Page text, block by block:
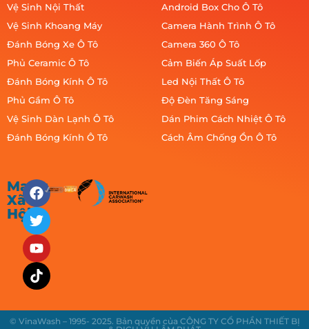
Vệ Sinh Nội Thất
Vệ Sinh Khoang Máy
Đánh Bóng Xe Ô Tô
Phủ Ceramic Ô Tô
Đánh Bóng Kính Ô Tô
Phủ Gầm Ô Tô
Vệ Sinh Dàn Lạnh Ô Tô
Đánh Bóng Kính Ô Tô
Android Box Cho Ô Tô
Camera Hành Trình Ô Tô
Camera 360 Ô Tô
Cảm Biến Áp Suất Lốp
Led Nội Thất Ô Tô
Độ Đèn Tăng Sáng
Dán Phim Cách Nhiệt Ô Tô
Cách Âm Chống Ồn Ô Tô
Mạng
Xã
Hội
© VinaWash – 1995- 2025. Bản quyền của CÔNG TY CỔ PHẦN THIẾT BỊ